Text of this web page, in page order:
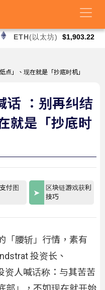
ETH(以太坊) $1,903.22
点」、现在就是「抄底时机」
话 ：别再纠结
就是「抄底时
付图
区块链游戏获利
技巧
「腰斩」行情，素有
投资长、
资人喊话称：与其苦苦